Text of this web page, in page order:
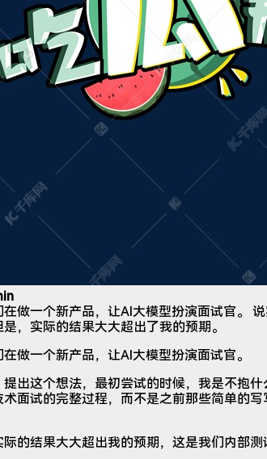
在做一个新产品，让AI大模型扮演面试官。
，实际的结果大大超出了我的预期。
做一个新产品，让AI大模型扮演面试官。
提出这个想法，最初尝试的时候，我是不抱
术面试的完整过程，而不是之前那些简单的
的结果大大超出我的预期，这是我们内部测